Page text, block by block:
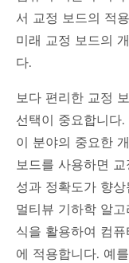
서 교정 보드의 적
미래 교정 보드의
다.
보다 편리한 교정
선택이 중요합니다
이 분야의 중요한
보드를 사용하면
성과 정확도가 향
멀티뷰 기하학 알
식을 활용하여 컴
에 적용합니다. 예